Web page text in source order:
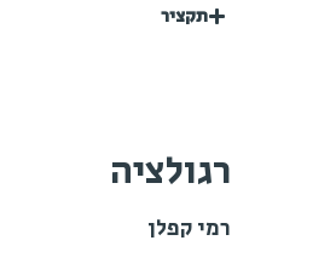
תקציר
רגולציה
רמי קפלן